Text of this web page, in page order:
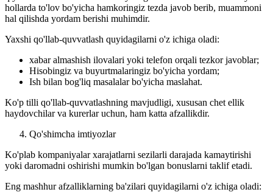
hollarda to'lov bo'yicha hamkoringiz tezda javob berib, muammoni
hal qilishda yordam berishi muhimdir.
Yaxshi qo'llab-quvvatlash quyidagilarni o'z ichiga oladi:
xabar almashish ilovalari yoki telefon orqali tezkor javoblar;
Hisobingiz va buyurtmalaringiz bo'yicha yordam;
Ish bilan bog'liq masalalar bo'yicha maslahat.
Ko'p tilli qo'llab-quvvatlashning mavjudligi, xususan chet ellik
haydovchilar va kurerlar uchun, ham katta afzallikdir.
Qo'shimcha imtiyozlar
Ko'plab kompaniyalar xarajatlarni sezilarli darajada kamaytirishi
yoki daromadni oshirishi mumkin bo'lgan bonuslarni taklif etadi.
Eng mashhur afzalliklarning ba'zilari quyidagilarni o'z ichiga oladi: